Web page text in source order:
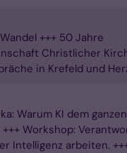
+++ 50 Jahre
Christlicher
in Krefeld und
Warum KI dem
Workshop:
Intelligenz arbeiten.